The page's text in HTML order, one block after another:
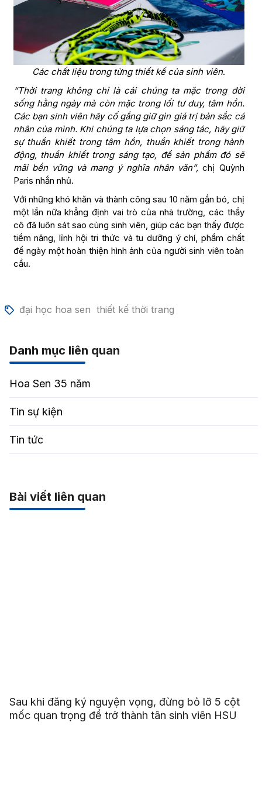
Các chất liệu trong từng thiết kế của sinh viên.
“Thời trang không chỉ là cái chúng ta mặc trong đời
sống hằng ngày mà còn mặc trong lối tư duy, tâm hồn.
Các bạn sinh viên hãy cố gắng giữ gìn giá trị bản sắc cá
nhân của mình. Khi chúng ta lựa chọn sáng tác, hãy giữ
sự thuần khiết trong tâm hồn, thuần khiết trong hành
động, thuần khiết trong sáng tạo, để sản phẩm đó sẽ
mãi bền vững và mang ý nghĩa nhân văn”, chị Quỳnh
Paris nhắn nhủ.
Với những khó khăn và thành công sau 10 năm gắn bó, chị
một lần nữa khẳng định vai trò của nhà trường, các thầy
cô đã luôn sát sao cùng sinh viên, giúp các bạn thấy được
tiềm năng, lĩnh hội tri thức và tu dưỡng ý chí, phẩm chất
để ngày một hoàn thiện hình ảnh của người sinh viên toàn
cầu.
đại học hoa sen thiết kế thời trang
Danh mục liên quan
Hoa Sen 35 năm
Tin sự kiện
Tin tức
Bài viết liên quan
Sau khi đăng ký nguyện vọng, đừng bỏ lỡ 5 cột
mốc quan trọng để trở thành tân sinh viên HSU